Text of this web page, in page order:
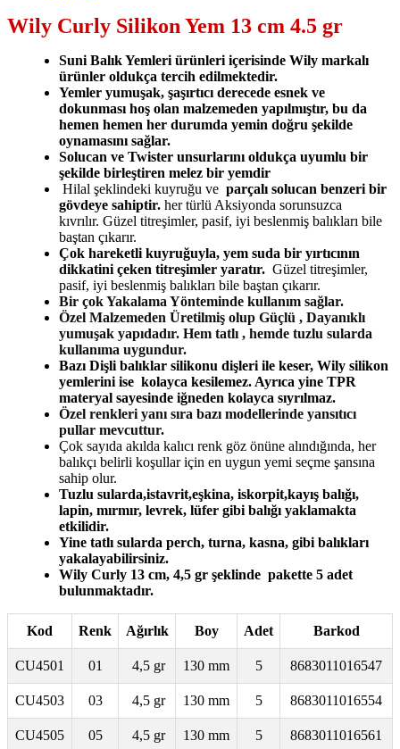
Wily Curly Silikon Yem 13 cm 4.5 gr
Suni Balık Yemleri ürünleri içerisinde Wily markalı
ürünler oldukça tercih edilmektedir.
Yemler yumuşak, şaşırtıcı derecede esnek ve
dokunması hoş olan malzemeden yapılmıştır, bu da
hemen hemen her durumda yemin doğru şekilde
oynamasını sağlar.
Solucan ve Twister unsurlarını oldukça uyumlu bir
şekilde birleştiren melez bir yemdir
Hilal şeklindeki kuyruğu ve parçalı solucan benzeri bir
gövdeye sahiptir. her türlü Aksiyonda sorunsuzca
kıvrılır. Güzel titreşimler, pasif, iyi beslenmiş balıkları bile
baştan çıkarır.
Çok hareketli kuyruğuyla, yem suda bir yırtıcının
dikkatini çeken titreşimler yaratır. Güzel titreşimler,
pasif, iyi beslenmiş balıkları bile baştan çıkarır.
Bir çok Yakalama Yönteminde kullanım sağlar.
Özel Malzemeden Üretilmiş olup Güçlü , Dayanıklı
yumuşak yapıdadır. Hem tatlı , hemde tuzlu sularda
kullanıma uygundur.
Bazı Dişli balıklar silikonu dişleri ile keser, Wily silikon
yemlerini ise kolayca kesilemez. Ayrıca yine TPR
materyal sayesinde iğneden kolayca sıyrılmaz.
Özel renkleri yanı sıra bazı modellerinde yansıtıcı
pullar mevcuttur.
Çok sayıda akılda kalıcı renk göz önüne alındığında, her
balıkçı belirli koşullar için en uygun yemi seçme şansına
sahip olur.
Tuzlu sularda,istavrit,eşkina, iskorpit,kayış balığı,
lapin, mırmır, levrek, lüfer gibi balığı yaklamakta
etkilidir.
Yine tatlı sularda perch, turna, kasna, gibi balıkları
yakalayabilirsiniz.
Wily Curly 13 cm, 4,5 gr şeklinde pakette 5 adet
bulunmaktadır.
Kod Renk Ağırlık Boy Adet Barkod
CU4501 01 4,5 gr 130 mm 5 8683011016547
CU4503 03 4,5 gr 130 mm 5 8683011016554
CU4505 05 4,5 gr 130 mm 5 8683011016561